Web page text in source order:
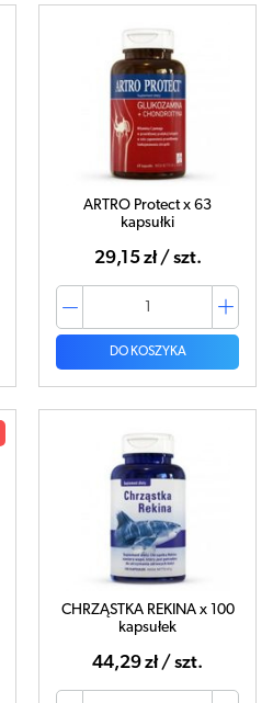
ARTRO Protect x 63
kapsułki
29,15 zł / szt.
DO KOSZYKA
CHRZĄSTKA REKINA x 100
kapsułek
44,29 zł / szt.